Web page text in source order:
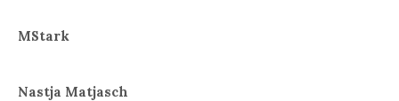
MStark
Nastja Matjasch